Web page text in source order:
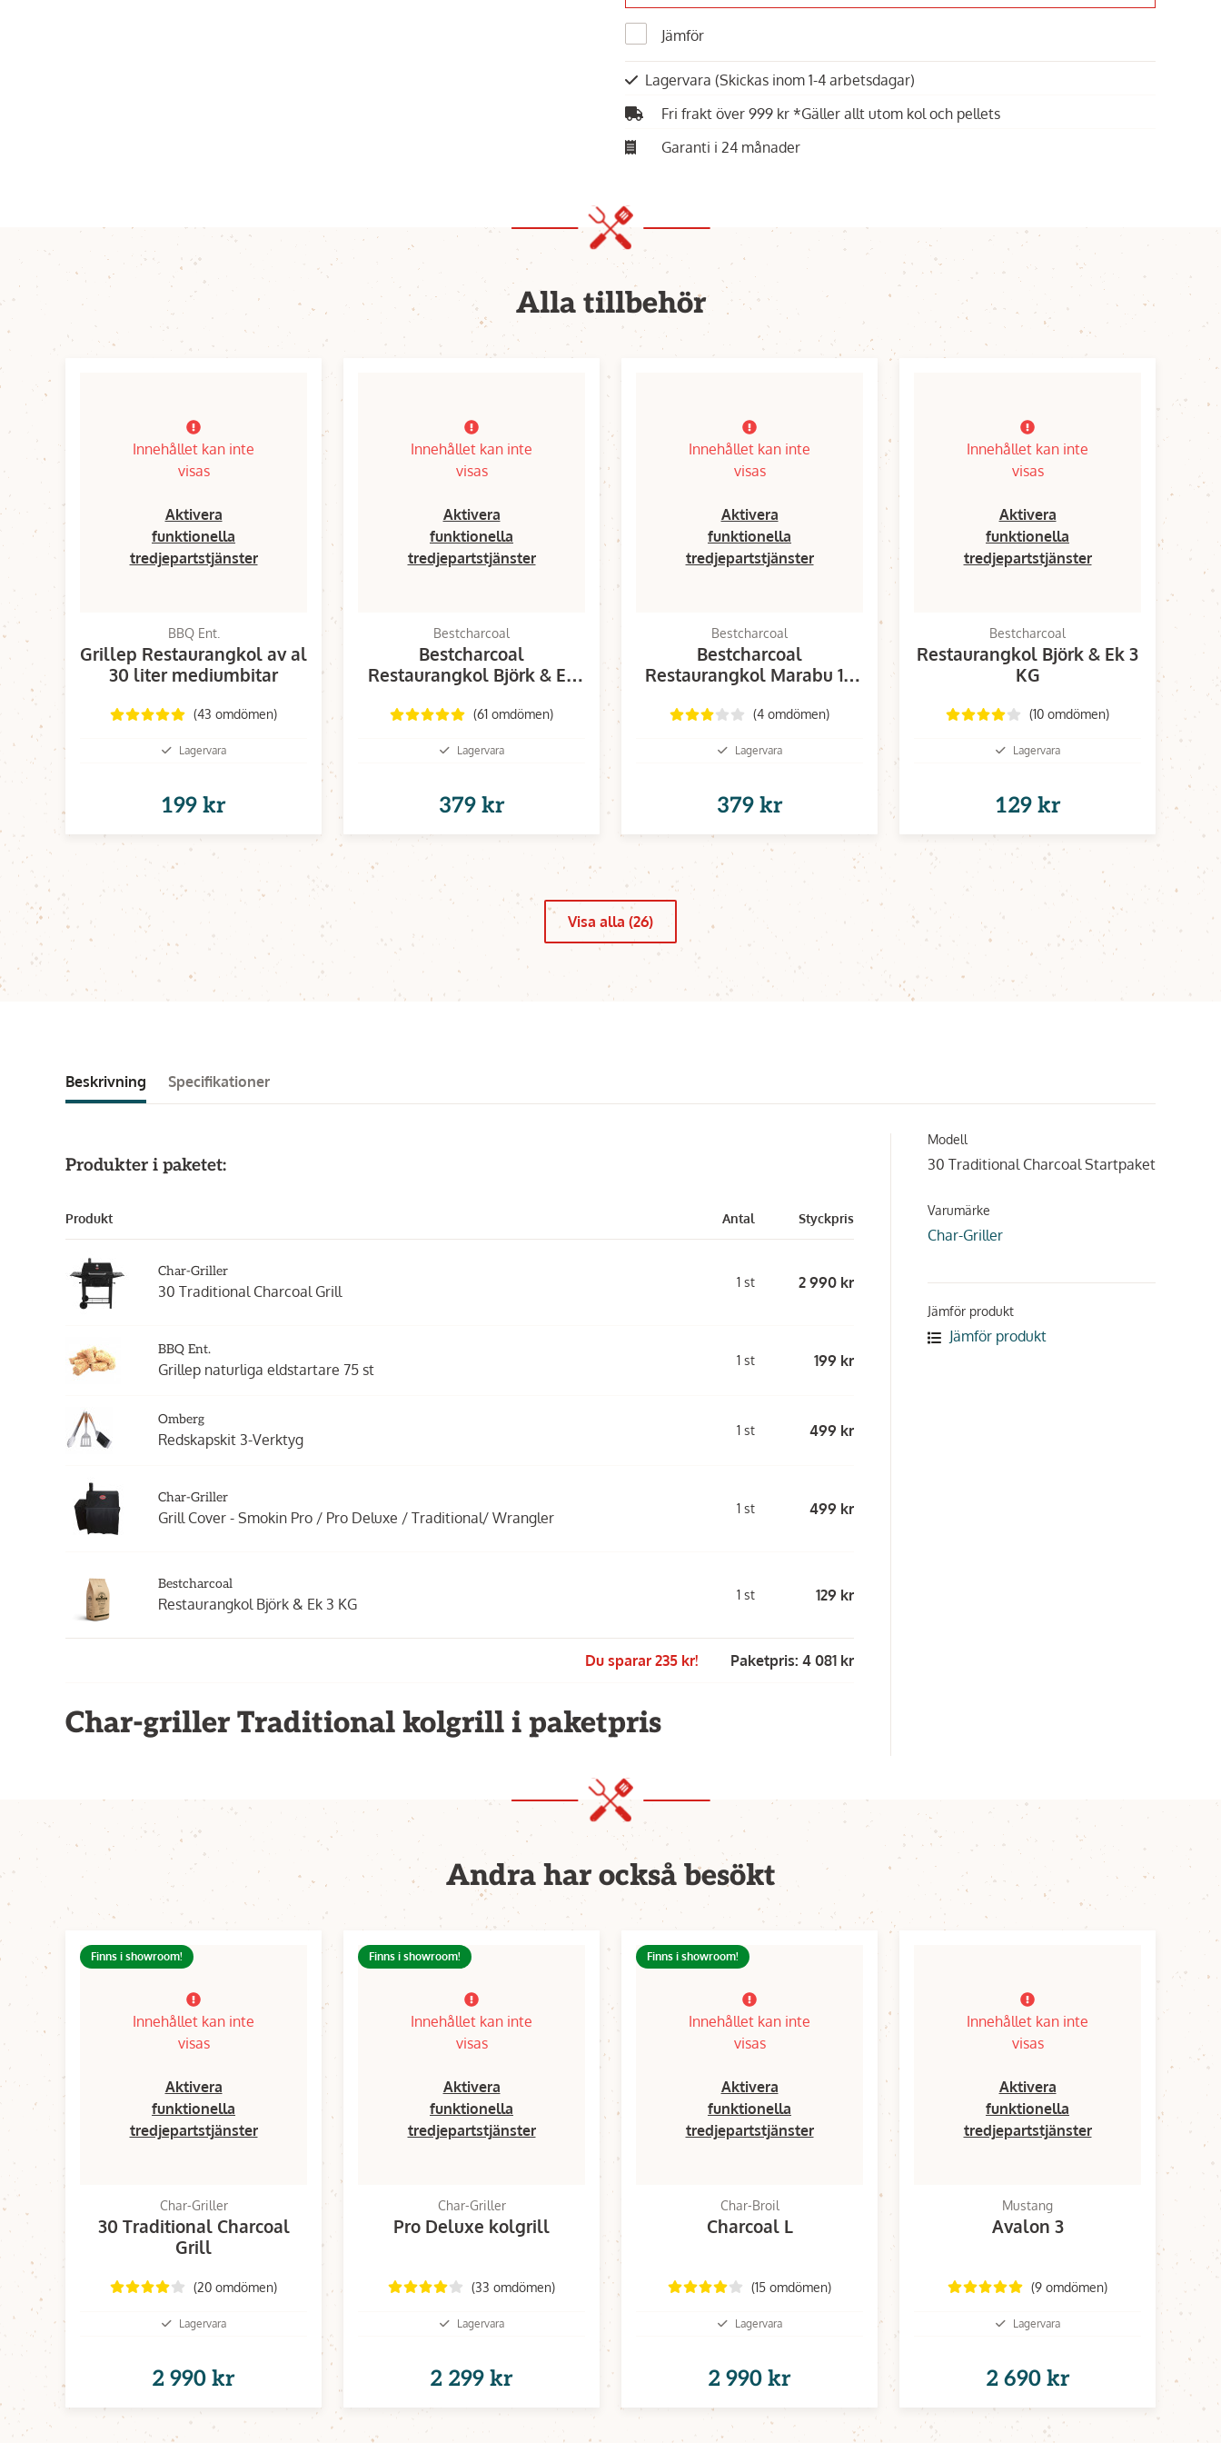
Jämför
Lagervara (Skickas inom 1-4 arbetsdagar)
Fri frakt över 999 kr *Gäller allt utom kol och pellets
Garanti i 24 månader
Alla tillbehör
Innehållet kan inte
visas
Aktivera
funktionella
tredjepartstjänster
BBQ Ent.
Grillep Restaurangkol av al
30 liter mediumbitar
(43 omdömen)
Lagervara
199 kr
Innehållet kan inte
visas
Aktivera
funktionella
tredjepartstjänster
Bestcharcoal
Bestcharcoal
Restaurangkol Björk & Ek
(61 omdömen)
Lagervara
379 kr
Innehållet kan inte
visas
Aktivera
funktionella
tredjepartstjänster
Bestcharcoal
Bestcharcoal
Restaurangkol Marabu 10
(4 omdömen)
Lagervara
379 kr
Innehållet kan inte
visas
Aktivera
funktionella
tredjepartstjänster
Bestcharcoal
Restaurangkol Björk & Ek 3
KG
(10 omdömen)
Lagervara
129 kr
Visa alla (26)
Beskrivning Specifikationer
Produkter i paketet:
Produkt Antal Styckpris
Char-Griller
30 Traditional Charcoal Grill
1 st 2 990 kr
BBQ Ent.
Grillep naturliga eldstartare 75 st
1 st 199 kr
Omberg
Redskapskit 3-Verktyg
1 st 499 kr
Char-Griller
Grill Cover - Smokin Pro / Pro Deluxe / Traditional/ Wrangler
1 st 499 kr
Bestcharcoal
Restaurangkol Björk & Ek 3 KG
1 st 129 kr
Du sparar 235 kr! Paketpris: 4 081 kr
Char-griller Traditional kolgrill i paketpris
Modell
30 Traditional Charcoal Startpaket
Varumärke
Char-Griller
Jämför produkt
Jämför produkt
Andra har också besökt
Finns i showroom!
Innehållet kan inte
visas
Aktivera
funktionella
tredjepartstjänster
Char-Griller
30 Traditional Charcoal
Grill
(20 omdömen)
Lagervara
2 990 kr
Finns i showroom!
Innehållet kan inte
visas
Aktivera
funktionella
tredjepartstjänster
Char-Griller
Pro Deluxe kolgrill
(33 omdömen)
Lagervara
2 299 kr
Finns i showroom!
Innehållet kan inte
visas
Aktivera
funktionella
tredjepartstjänster
Char-Broil
Charcoal L
(15 omdömen)
Lagervara
2 990 kr
Innehållet kan inte
visas
Aktivera
funktionella
tredjepartstjänster
Mustang
Avalon 3
(9 omdömen)
Lagervara
2 690 kr